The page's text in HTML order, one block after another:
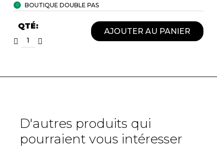
BOUTIQUE DOUBLE PAS
QTÉ:
AJOUTER AU PANIER
D'autres produits qui
pourraient vous intéresser